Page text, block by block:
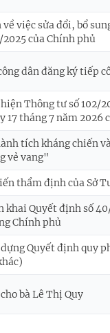
việc sửa đổi, bổ
của Chính phủ
dân đăng ký tiếp
Thông tư số 102/
17 tháng 7 năm 2026
tích kháng chiến
vẻ vang"
thẩm định của Sở
khai Quyết định số
Chính phủ
Quyết định quy
bà Lê Thị Quy